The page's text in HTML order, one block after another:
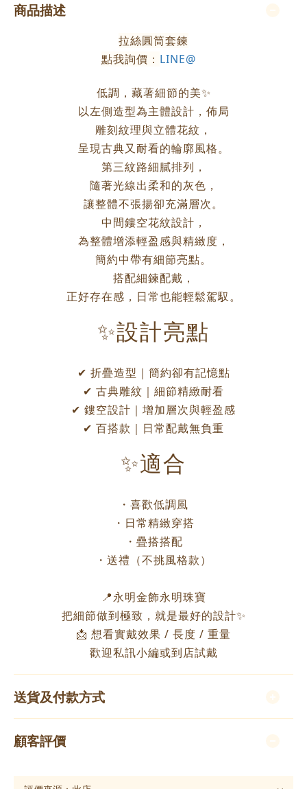
商品描述
拉絲圓筒套鍊
點我詢價： LINE@
低調，藏著細節的美✨
以左側造型為主體設計，佈局
雕刻紋理與立體花紋，
呈現古典又耐看的輪廓風格。
第三紋路細膩排列，
隨著光線出柔和的灰色，
讓整體不張揚卻充滿層次。
中間鏤空花紋設計，
為整體增添輕盈感與精緻度，
簡約中帶有細節亮點。
搭配細鍊配戴，
正好存在感，日常也能輕鬆駕馭。
✨設計亮點
✔ 折疊造型｜簡約卻有記憶點
✔ 古典雕紋｜細節精緻耐看
✔ 鏤空設計｜增加層次與輕盈感
✔ 百搭款｜日常配戴無負重
✨適合
・喜歡低調風
・日常精緻穿搭
・疊搭搭配
・送禮（不挑風格款）
📍永明金飾永明珠寶
把細節做到極致，就是最好的設計✨
📩 想看實戴效果 / 長度 / 重量
歡迎私訊小編或到店試戴
送貨及付款方式
顧客評價